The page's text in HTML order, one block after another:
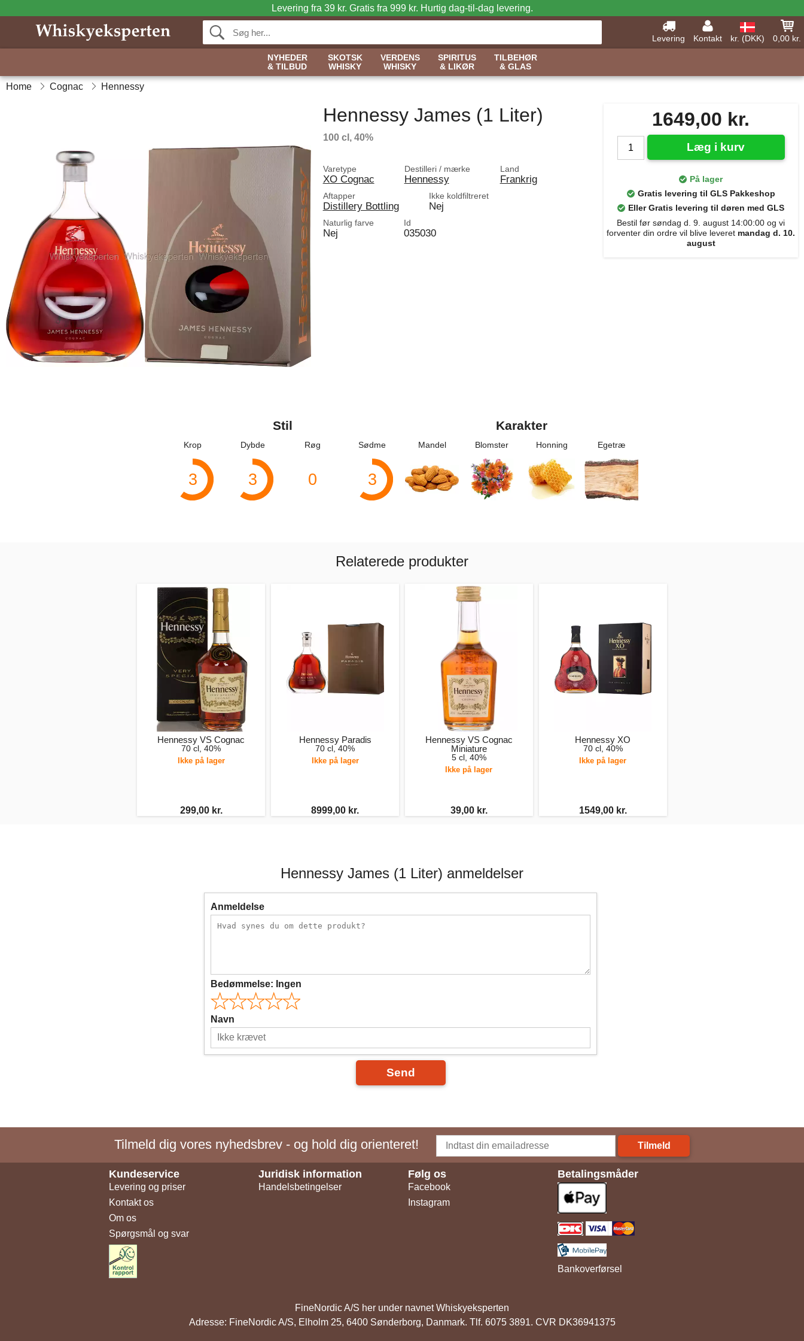
Levering fra 39 kr. Gratis fra 999 kr. Hurtig dag-til-dag levering.
Levering Kontakt kr. (DKK)
0,00 kr.
NYHEDER
& TILBUD
SKOTSK
WHISKY
VERDENS
WHISKY
SPIRITUS
& LIKØR
TILBEHØR
& GLAS
Home Cognac Hennessy
1649,00 kr.
Læg i kurv
På lager
Gratis levering til GLS Pakkeshop
Eller Gratis levering til døren med GLS
Bestil før søndag d. 9. august 14:00:00 og vi
forventer din ordre vil blive leveret mandag d. 10.
august
Hennessy James (1 Liter)
100 cl, 40%
Varetype
XO Cognac
Destilleri / mærke
Hennessy
Land
Frankrig
Aftapper
Distillery Bottling
Ikke koldfiltreret
Nej
Naturlig farve
Nej
Id
035030
Stil
Krop
3
Dybde
3
Røg
0
Sødme
3
Karakter
Mandel Blomster Honning Egetræ
Relaterede produkter
Hennessy VS Cognac
70 cl, 40%
Ikke på lager
299,00 kr.
Hennessy Paradis
70 cl, 40%
Ikke på lager
8999,00 kr.
Hennessy VS Cognac
Miniature
5 cl, 40%
Ikke på lager
39,00 kr.
Hennessy XO
70 cl, 40%
Ikke på lager
1549,00 kr.
Hennessy James (1 Liter) anmeldelser
Anmeldelse
Bedømmelse: Ingen
Navn
Send
Tilmeld dig vores nyhedsbrev - og hold dig orienteret! Tilmeld
Kundeservice
Levering og priser
Kontakt os
Om os
Spørgsmål og svar
Juridisk information
Handelsbetingelser
Følg os
Facebook
Instagram
Betalingsmåder
Bankoverførsel
FineNordic A/S her under navnet Whiskyeksperten
Adresse: FineNordic A/S, Elholm 25, 6400 Sønderborg, Danmark. Tlf. 6075 3891. CVR DK36941375